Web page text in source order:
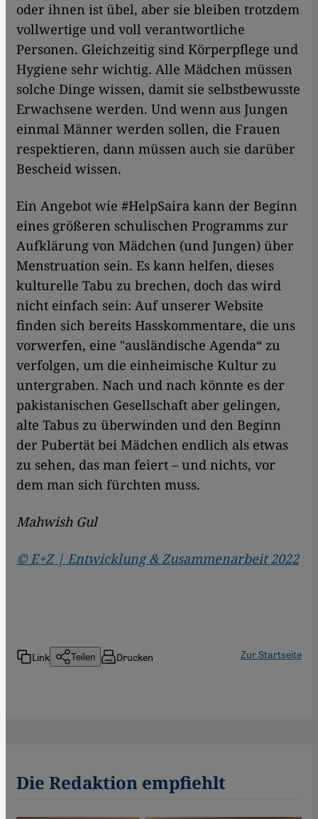
oder ihnen ist übel, aber sie bleiben trotzdem
vollwertige und voll verantwortliche
Personen. Gleichzeitig sind Körperpflege und
Hygiene sehr wichtig. Alle Mädchen müssen
solche Dinge wissen, damit sie selbstbewusste
Erwachsene werden. Und wenn aus Jungen
einmal Männer werden sollen, die Frauen
respektieren, dann müssen auch sie darüber
Bescheid wissen.
Ein Angebot wie #HelpSaira kann der Beginn
eines größeren schulischen Programms zur
Aufklärung von Mädchen (und Jungen) über
Menstruation sein. Es kann helfen, dieses
kulturelle Tabu zu brechen, doch das wird
nicht einfach sein: Auf unserer Website
finden sich bereits Hasskommentare, die uns
vorwerfen, eine "ausländische Agenda“ zu
verfolgen, um die einheimische Kultur zu
untergraben. Nach und nach könnte es der
pakistanischen Gesellschaft aber gelingen,
alte Tabus zu überwinden und den Beginn
der Pubertät bei Mädchen endlich als etwas
zu sehen, das man feiert – und nichts, vor
dem man sich fürchten muss.
Mahwish Gul
© E+Z | Entwicklung & Zusammenarbeit 2022
Link Teilen Drucken Zur Startseite
Die Redaktion empfiehlt